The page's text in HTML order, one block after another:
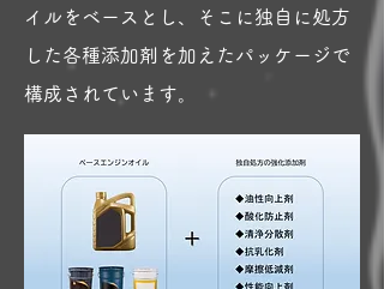
上記の懸念には及びません。 もっ
響を受けて徐々に成分が減少して
いきます。 ですがその度合いは商
耐久を標榜するVeriorでは長期的
に性能を維持できるようオイルと
添加剤の内容には吟味しておりま
イルをベースとし、そこに独自に処方
した各種添加剤を加えたパッケージで
構成されています。